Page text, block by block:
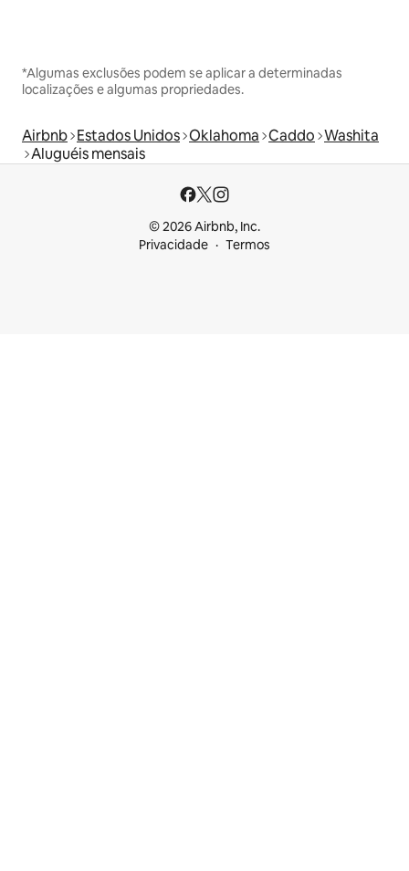
*Algumas exclusões podem se aplicar a determinadas
localizações e algumas propriedades.
Airbnb Estados Unidos Oklahoma Caddo Washita
Aluguéis mensais
© 2026 Airbnb, Inc.
Privacidade
Termos